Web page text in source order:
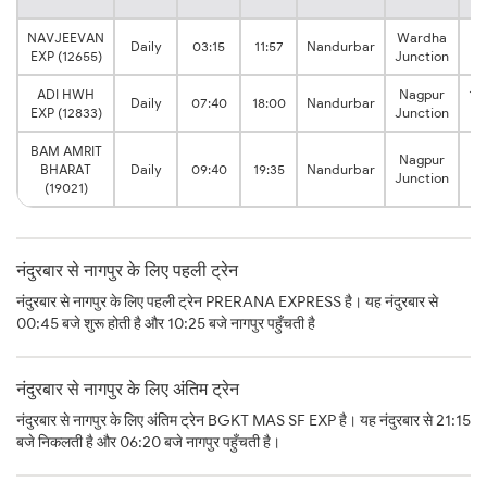
NAVJEEVAN
EXP (12655)
Daily 03:15 11:57 Nandurbar
Wardha
Junction
ADI HWH
EXP (12833)
Daily 07:40 18:00 Nandurbar
Nagpur
Junction
BAM AMRIT
BHARAT
(19021)
Daily 09:40 19:35 Nandurbar
Nagpur
Junction
नंदुरबार से नागपुर के लिए पहली ट्रेन
नंदुरबार से नागपुर के लिए पहली ट्रेन PRERANA EXPRESS है। यह नंदुरबार से
00:45 बजे शुरू होती है और 10:25 बजे नागपुर पहुँचती है
नंदुरबार से नागपुर के लिए अंतिम ट्रेन
नंदुरबार से नागपुर के लिए अंतिम ट्रेन BGKT MAS SF EXP है। यह नंदुरबार से 21:15
बजे निकलती है और 06:20 बजे नागपुर पहुँचती है।